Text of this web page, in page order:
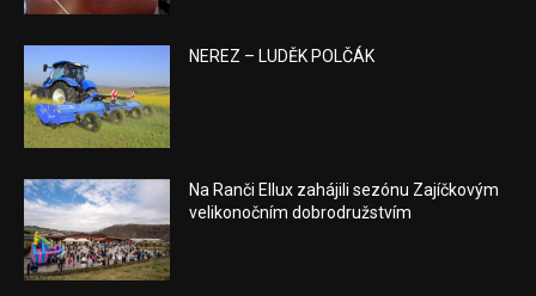
NEREZ – LUDĚK POLČÁK
Na Ranči Ellux zahájili sezónu Zajíčkovým
velikonočním dobrodružstvím